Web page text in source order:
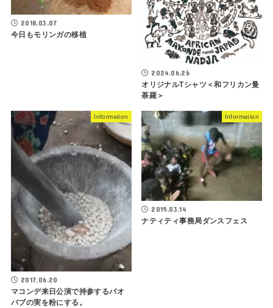
2018.03.07
今日もモリンガの移植
2024.06.26
オリジナルTシャツ＜和フリカン曼
荼羅＞
Information
2017.06.20
マコンデ来日公演で持参するバオ
バブの実を粉にする。
Information
2019.03.14
ナティティ事務局ダンスフェス